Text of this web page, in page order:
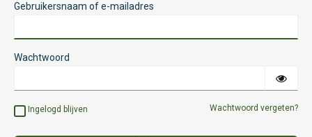
Gebruikersnaam of e-mailadres
Wachtwoord
Ingelogd blijven Wachtwoord vergeten?